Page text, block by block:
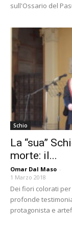
sull'Ossario del
Schio
La “sua”
morte: il...
Omar Dal Maso -
1 Marzo 2018
Dei fiori colorati
profonde
protagonista e